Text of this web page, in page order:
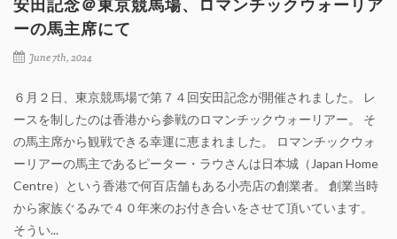
安田記念＠東京競馬場、ロマンチックウォーリア
ーの馬主席にて
June 7th, 2024
６月２日、東京競馬場で第７４回安田記念が開催されました。 レ
ースを制したのは香港から参戦のロマンチックウォーリアー。 そ
の馬主席から観戦できる幸運に恵まれました。 ロマンチックウォ
ーリアーの馬主であるピーター・ラウさんは日本城（Japan Home
Centre）という香港で何百店舗もある小売店の創業者。 創業当時
から家族ぐるみで４０年来のお付き合いをさせて頂いています。
そうい...